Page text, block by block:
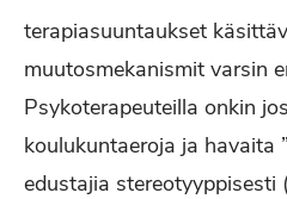
terapiasuuntaukset
muutosmekanismit varsin
Psykoterapeuteilla onkin
koulukuntaeroja ja havaita
edustajia stereotyyppisesti